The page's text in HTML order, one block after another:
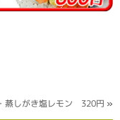
蒸しがき塩レモン 320円 »